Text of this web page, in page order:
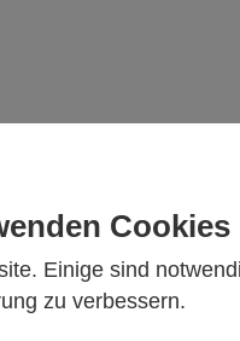
Cookies
Einige sind
zu verbessern.